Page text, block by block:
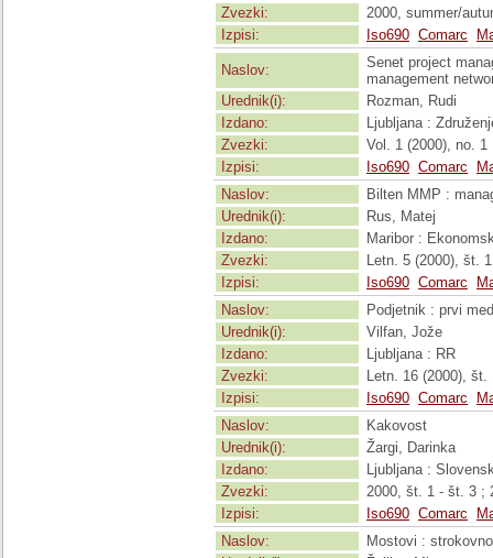
Zvezki:
2000, summer/
Izpisi:
Iso690 Comarc
Naslov:
Senet project
management
Urednik(i):
Rozman, Rudi
Izdano:
Ljubljana :
Zvezki:
Vol. 1 (2000), no. 1
Izpisi:
Iso690 Comarc
Naslov:
Bilten MMP :
Urednik(i):
Rus, Matej
Izdano:
Maribor :
Zvezki:
Letn. 5 (2000), št. 1
Izpisi:
Iso690 Comarc
Naslov:
Podjetnik : prvi
Urednik(i):
Vilfan, Jože
Izdano:
Ljubljana : RR
Zvezki:
Letn. 16 (2000), št.
Izpisi:
Iso690 Comarc
Naslov:
Kakovost
Urednik(i):
Žargi, Darinka
Izdano:
Ljubljana :
Zvezki:
2000, št. 1 - št. 3 ;
Izpisi:
Iso690 Comarc
Naslov:
Mostovi :